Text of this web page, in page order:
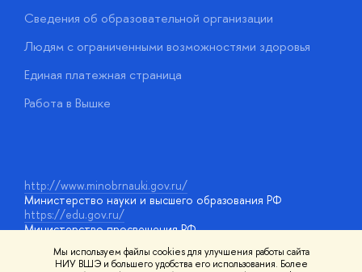
Мы используем файлы cookies для улучшения работы сайта
НИУ ВШЭ и большего удобства его использования. Более
Сведения об образовательной организации
Людям с ограниченными возможностями здоровья
Единая платежная страница
Работа в Вышке
http://www.minobrnauki.gov.ru/
Министерство науки и высшего образования РФ
https://edu.gov.ru/
Министерство просвещения РФ
https://elearning.hse.ru/mooc
Массовые открытые онлайн-курсы